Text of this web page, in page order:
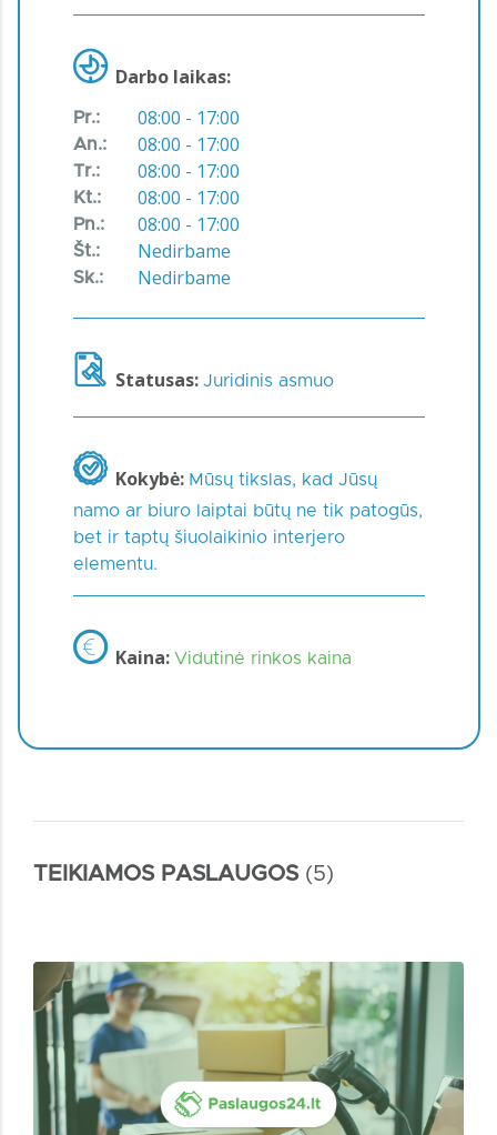
Darbo laikas:
Pr.: 08:00 - 17:00
An.: 08:00 - 17:00
Tr.: 08:00 - 17:00
Kt.: 08:00 - 17:00
Pn.: 08:00 - 17:00
Št.: Nedirbame
Sk.: Nedirbame
Statusas: Juridinis asmuo
Kokybė: Mūsų tikslas, kad Jūsų
namo ar biuro laiptai būtų ne tik patogūs,
bet ir taptų šiuolaikinio interjero
elementu.
Kaina: Vidutinė rinkos kaina
TEIKIAMOS PASLAUGOS (5)